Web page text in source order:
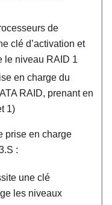
de
clé d’activation et
le niveau RAID 1
en charge du
RAID, prenant en
1)
prise en charge
:
une clé
les niveaux